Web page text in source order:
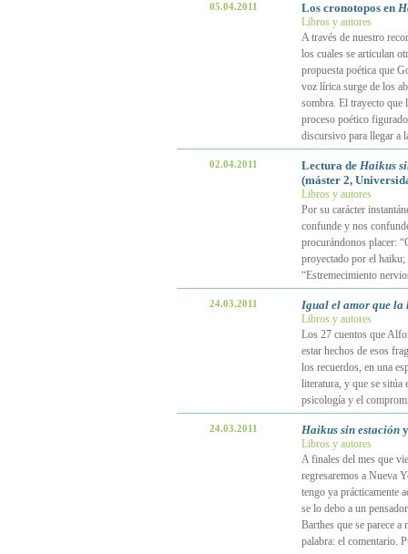
05.04.2011 Los cronotopos en
Libros y autores
A través de nuestro
los cuales se articulan
propuesta poética que
voz lírica surge de los
sombra. El trayecto que
proceso poético
discursivo para llegar a
02.04.2011 Lectura de Haikus
(máster 2,
Libros y autores
Por su carácter
confunde y nos
procurándonos placer:
proyectado por el haiku;
“Estremecimiento
24.03.2011 Igual el amor que la
Libros y autores
Los 27 cuentos que
estar hechos de esos
los recuerdos, en una
literatura, y que se sitúa
psicología y el
24.03.2011 Haikus sin estacióny
Libros y autores
A finales del mes que
regresaremos a Nueva
tengo ya prácticamente
se lo debo a un
Barthes que se parece
palabra: el comentario.